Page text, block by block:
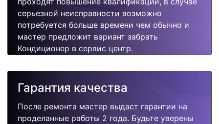
серьезной неисправности возможно
потребуется больше времени чем обычно и
мастер предложит вариант забрать
Кондиционер в сервис центр.
Гарантия качества
После ремонта мастер выдаст гарантии на
проделанные работы 2 года. Будьте уверены